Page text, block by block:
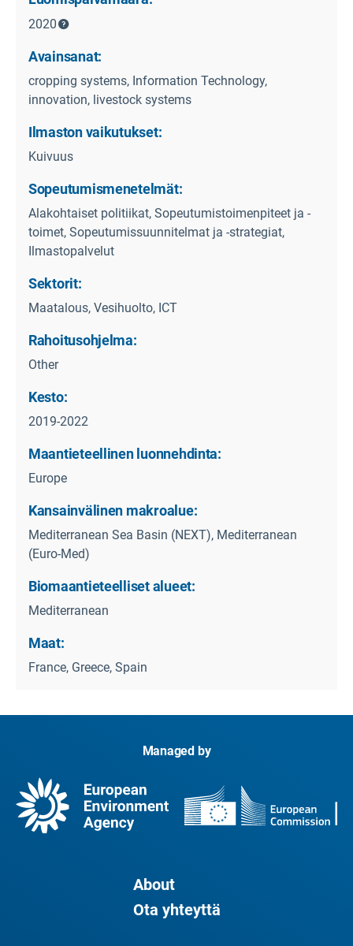
2020
Avainsanat:
cropping systems, Information Technology,
innovation, livestock systems
Ilmaston vaikutukset:
Kuivuus
Sopeutumismenetelmät:
Alakohtaiset politiikat, Sopeutumistoimenpiteet ja -
toimet, Sopeutumissuunnitelmat ja -strategiat,
Ilmastopalvelut
Sektorit:
Maatalous, Vesihuolto, ICT
Rahoitusohjelma:
Other
Kesto:
2019-2022
Maantieteellinen luonnehdinta:
Europe
Kansainvälinen makroalue:
Mediterranean Sea Basin (NEXT), Mediterranean
(Euro-Med)
Biomaantieteelliset alueet:
Mediterranean
Maat:
France, Greece, Spain
Managed by
About
Ota yhteyttä